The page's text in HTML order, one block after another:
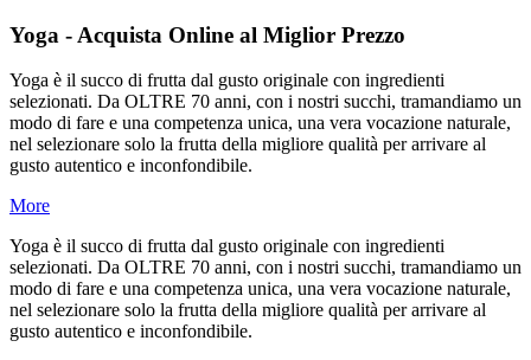
Yoga - Acquista Online al Miglior Prezzo
Yoga è il succo di frutta dal gusto originale con ingredienti
selezionati. Da OLTRE 70 anni, con i nostri succhi, tramandiamo un
modo di fare e una competenza unica, una vera vocazione naturale,
nel selezionare solo la frutta della migliore qualità per arrivare al
gusto autentico e inconfondibile.
More
Yoga è il succo di frutta dal gusto originale con ingredienti
selezionati. Da OLTRE 70 anni, con i nostri succhi, tramandiamo un
modo di fare e una competenza unica, una vera vocazione naturale,
nel selezionare solo la frutta della migliore qualità per arrivare al
gusto autentico e inconfondibile.